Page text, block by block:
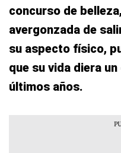
concurso de
avergonzada de
su aspecto físico,
que su vida diera
últimos años.